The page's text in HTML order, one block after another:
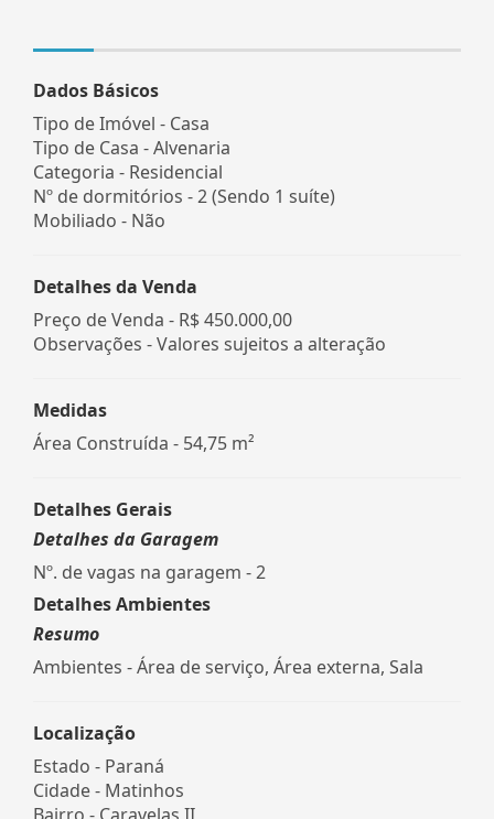
Dados Básicos
Tipo de Imóvel - Casa
Tipo de Casa - Alvenaria
Categoria - Residencial
Nº de dormitórios - 2 (Sendo 1 suíte)
Mobiliado - Não
Detalhes da Venda
Preço de Venda - R$ 450.000,00
Observações - Valores sujeitos a alteração
Medidas
Área Construída - 54,75 m²
Detalhes Gerais
Detalhes da Garagem
Nº. de vagas na garagem - 2
Detalhes Ambientes
Resumo
Ambientes - Área de serviço, Área externa, Sala
Localização
Estado - Paraná
Cidade - Matinhos